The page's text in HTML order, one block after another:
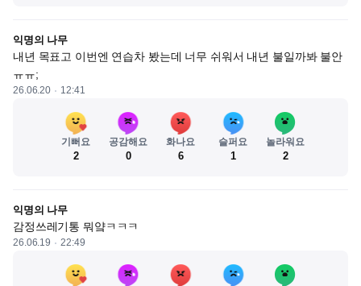
익명의 나무
내년 목표고 이번엔 연습차 봤는데 너무 쉬워서 내년 불일까봐 불안
ㅠㅠ;
26.06.20 12:41
기뻐요
2
공감해요
0
화나요
6
슬퍼요
1
놀라워요
2
익명의 나무
감정쓰레기통 뭐얔ㅋㅋㅋ
26.06.19 22:49